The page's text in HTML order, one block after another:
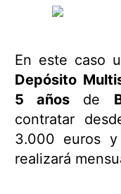
En este caso
Depósito
5 años de
contratar
3.000 euros
realizará